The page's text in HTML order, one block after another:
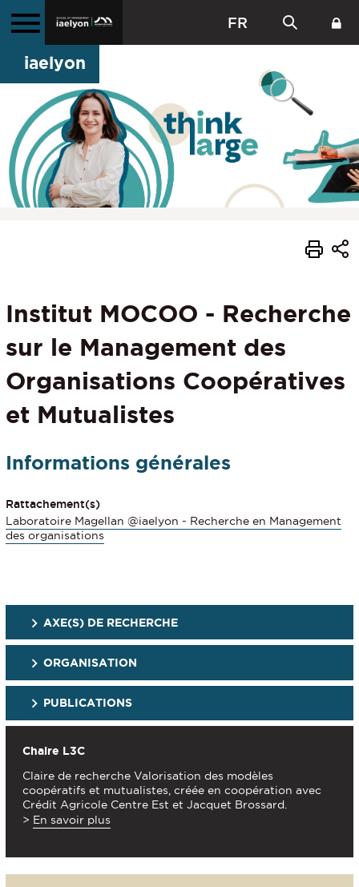
FR
iaelyon
Institut MOCOO - Recherche
sur le Management des
Organisations Coopératives
et Mutualistes
Informations générales
Rattachement(s)
Laboratoire Magellan @iaelyon - Recherche en Management
des organisations
AXE(S) DE RECHERCHE
ORGANISATION
PUBLICATIONS
Chaire L3C
Claire de recherche Valorisation des modèles
coopératifs et mutualistes, créée en coopération avec
Crédit Agricole Centre Est et Jacquet Brossard.
> En savoir plus